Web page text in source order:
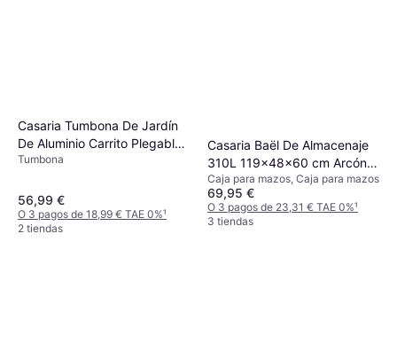
Casaria Tumbona De Jardín
De Aluminio Carrito Plegable
2 Ruedas 150x52 cm Parasol
Tumbona
56,99 €
O 3 pagos de 18,99 € TAE 0%¹
2 tiendas
Casaria Baël De Almacenaje
310L 119x48x60 cm Arcón
Exterior
Caja para mazos, Caja para mazos
69,95 €
O 3 pagos de 23,31 € TAE 0%¹
3 tiendas